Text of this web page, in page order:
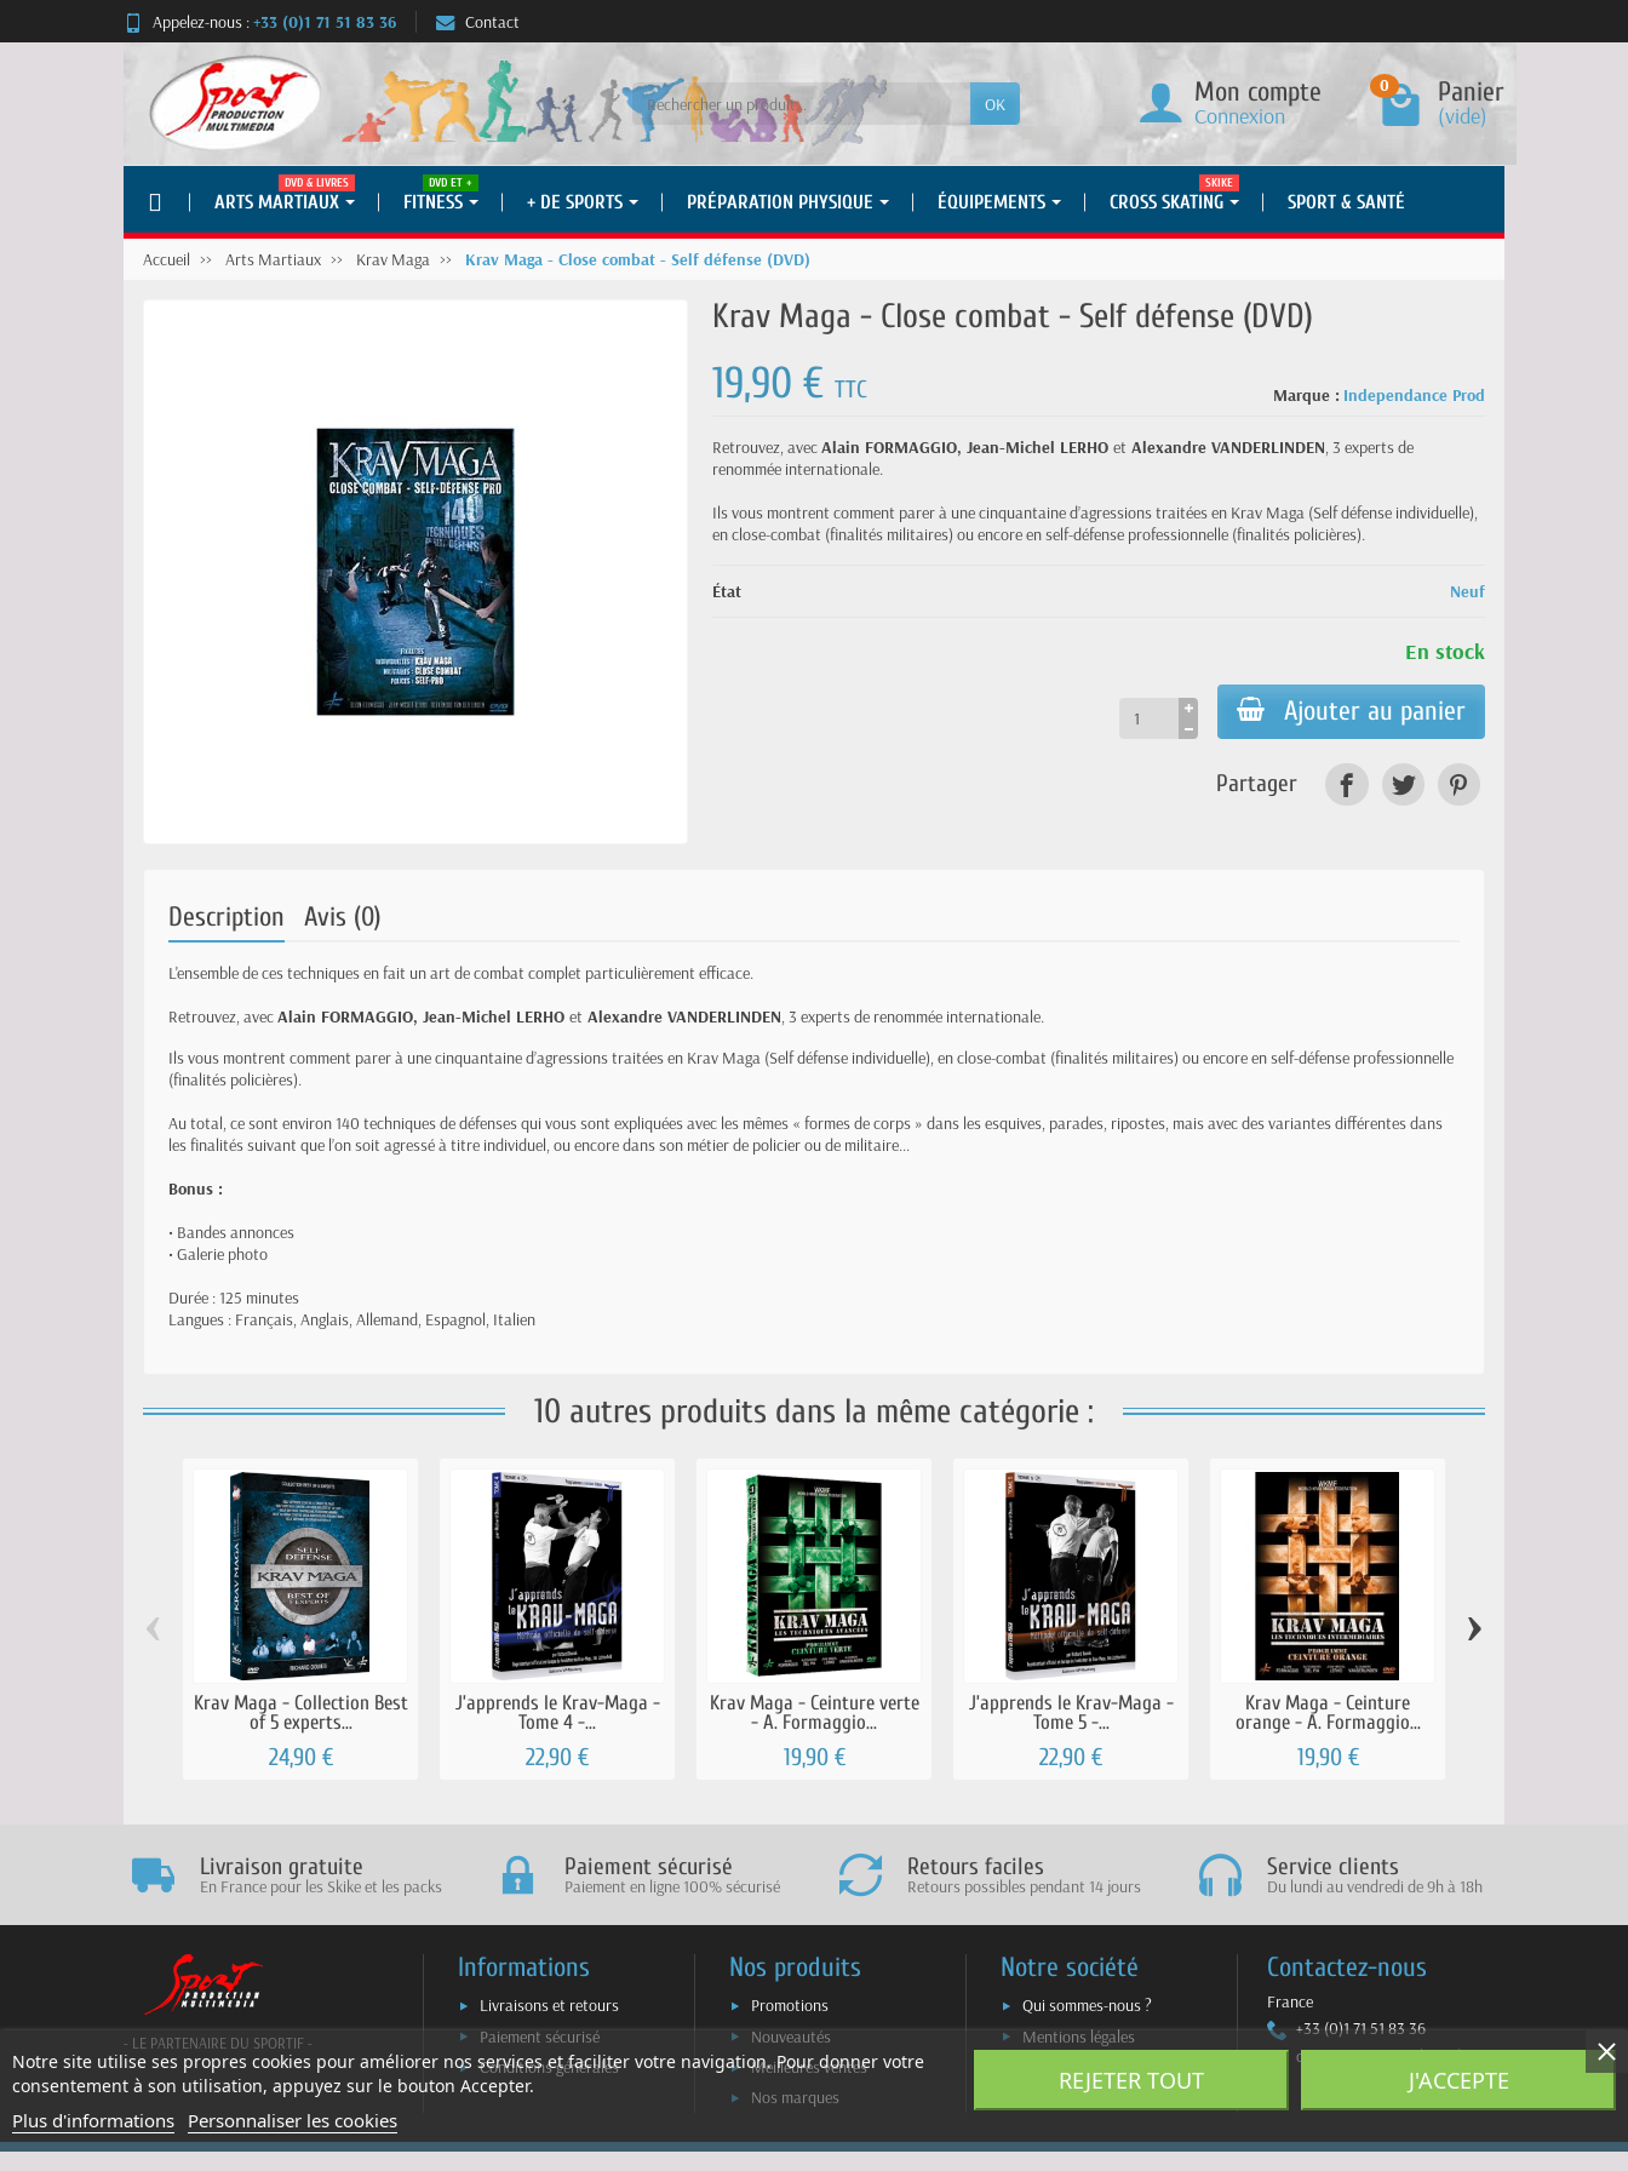
Appelez-nous :+33 (0)1 71 51 83 36 Contact
OK Mon compte
Connexion
0 Panier
(vide)
ARTS MARTIAUX
DVD & LIVRES
FITNESS
DVD ET +
+ DE SPORTS PRÉPARATION PHYSIQUE ÉQUIPEMENTS CROSS SKATING
SKIKE
SPORT & SANTÉ
Accueil Arts Martiaux Krav Maga Krav Maga - Close combat - Self défense (DVD)
Krav Maga - Close combat - Self défense (DVD)
Marque : Independance Prod
19,90 € TTC
Retrouvez, avecAlain FORMAGGIO, Jean-Michel LERHO et Alexandre VANDERLINDEN, 3 experts de
renommée internationale.
Ils vous montrent comment parer à une cinquantaine d’agressions traitées en Krav Maga (Self défense individuelle),
en close-combat (finalités militaires) ou encore en self-défense professionnelle (finalités policières).
État Neuf
En stock
Ajouter au panier
Partager
Description Avis (0)
L'ensemble de ces techniques en fait un art de combat complet particulièrement efficace.
Retrouvez, avecAlain FORMAGGIO, Jean-Michel LERHO et Alexandre VANDERLINDEN, 3 experts de renommée internationale.
Ils vous montrent comment parer à une cinquantaine d’agressions traitées en Krav Maga (Self défense individuelle), en close-combat (finalités militaires) ou encore en self-défense professionnelle
(finalités policières).
Au total, ce sont environ 140 techniques de défenses qui vous sont expliquées avec les mêmes « formes de corps » dans les esquives, parades, ripostes, mais avec des variantes différentes dans
les finalités suivant que l’on soit agressé à titre individuel, ou encore dans son métier de policier ou de militaire...
Bonus :
• Bandes annonces
• Galerie photo
Durée : 125 minutes
Langues : Français, Anglais, Allemand, Espagnol, Italien
10 autres produits dans la même catégorie :
Krav Maga - Collection Best
of 5 experts...
24,90 €
J’apprends le Krav-Maga -
Tome 4 -...
22,90 €
Krav Maga - Ceinture verte
- A. Formaggio...
19,90 €
J’apprends le Krav-Maga -
Tome 5 -...
22,90 €
Krav Maga - Ceinture
orange - A. Formaggio...
19,90 €
‹ ›
Livraison gratuite
En France pour les Skike et les packs
Paiement sécurisé
Paiement en ligne 100% sécurisé
Retours faciles
Retours possibles pendant 14 jours
Service clients
Du lundi au vendredi de 9h à 18h
- LE PARTENAIRE DU SPORTIF -
Informations
Livraisons et retours
Paiement sécurisé
Conditions générales
Nos produits
Promotions
Nouveautés
Meilleures ventes
Nos marques
Notre société
Qui sommes-nous ?
Mentions légales
Contactez-nous
Contactez-nous
France
+33 (0)1 71 51 83 36
contact@sportmultimedia.com
Notre site utilise ses propres cookies pour améliorer nos services et faciliter votre navigation. Pour donner votre
consentement à son utilisation, appuyez sur le bouton Accepter.
Plus d'informations Personnaliser les cookies
REJETER TOUT J'ACCEPTE